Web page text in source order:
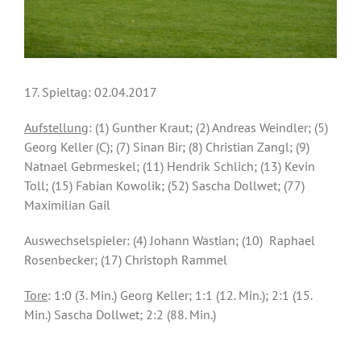
17. Spieltag: 02.04.2017
Aufstellung: (1) Gunther Kraut; (2) Andreas Weindler; (5)
Georg Keller (C); (7) Sinan Bir; (8) Christian Zangl; (9)
Natnael Gebrmeskel; (11) Hendrik Schlich; (13) Kevin
Toll; (15) Fabian Kowolik; (52) Sascha Dollwet; (77)
Maximilian Gail
Auswechselspieler: (4) Johann Wastian; (10) Raphael
Rosenbecker; (17) Christoph Rammel
Tore: 1:0 (3. Min.) Georg Keller; 1:1 (12. Min.); 2:1 (15.
Min.) Sascha Dollwet; 2:2 (88. Min.)